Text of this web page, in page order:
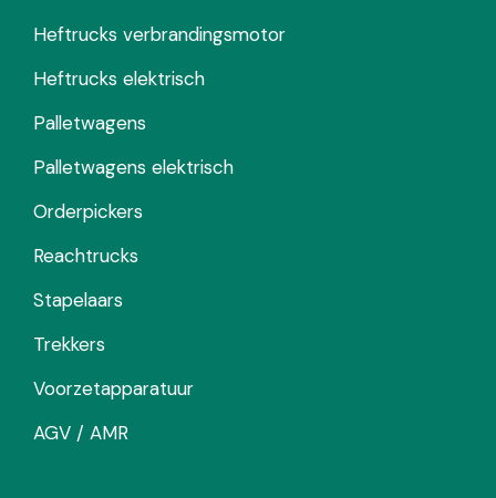
Heftrucks verbrandingsmotor
Heftrucks elektrisch
Palletwagens
Palletwagens elektrisch
Orderpickers
Reachtrucks
Stapelaars
Trekkers
Voorzetapparatuur
AGV / AMR